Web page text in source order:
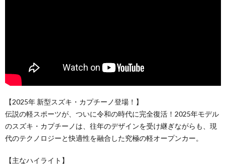
【2025年 新型スズキ・カプチーノ登場！】
伝説の軽スポーツが、ついに令和の時代に完全復活！2025年モデル
のスズキ・カプチーノは、往年のデザインを受け継ぎながらも、現
代のテクノロジーと快適性を融合した究極の軽オープンカー。
【主なハイライト】